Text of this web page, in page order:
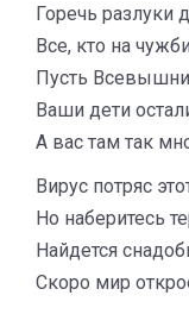
Горечь разлуки
Все, кто на
Пусть
Ваши дети
А вас там так
Вирус потряс
Но наберитесь
Найдется
Скоро мир